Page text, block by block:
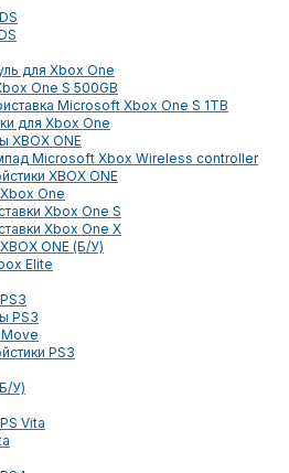
для Xbox One
One S 500GB
Microsoft Xbox One S 1TB
для Xbox One
XBOX ONE
Microsoft Xbox Wireless controller
XBOX ONE
One
Xbox One S
Xbox One X
ONE (Б/У)
Elite
PS3
PS3
У)
Vita